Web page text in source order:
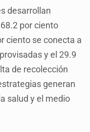
desarrollan
por ciento
ciento se conecta a
y el 29.9
de recolección
generan
salud y el medio